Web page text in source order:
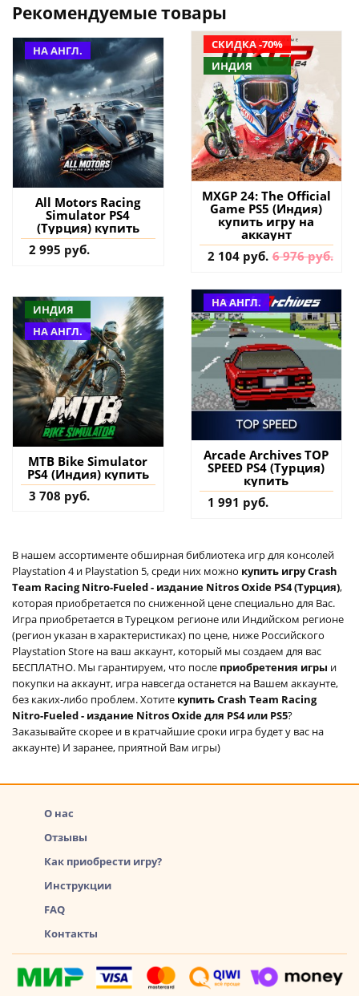
Рекомендуемые товары
НА АНГЛ.
All Motors Racing
Simulator PS4
(Турция) купить
2 995 руб.
СКИДКА -70%
ИНДИЯ
MXGP 24: The Official
Game PS5 (Индия)
купить игру на
аккаунт
2 104 руб. 6 976 руб.
ИНДИЯ
НА АНГЛ.
MTB Bike Simulator
PS4 (Индия) купить
3 708 руб.
НА АНГЛ.
Arcade Archives TOP
SPEED PS4 (Турция)
купить
1 991 руб.
В нашем ассортименте обширная библиотека игр для консолей
Playstation 4 и Playstation 5, среди них можно купить игру Crash
Team Racing Nitro-Fueled - издание Nitros Oxide PS4 (Турция),
которая приобретается по сниженной цене специально для Вас.
Игра приобретается в Турецком регионе или Индийском регионе
(регион указан в характеристиках) по цене, ниже Российского
Playstation Store на ваш аккаунт, который мы создаем для вас
БЕСПЛАТНО. Мы гарантируем, что после приобретения игры и
покупки на аккаунт, игра навсегда останется на Вашем аккаунте,
без каких-либо проблем. Хотите купить Crash Team Racing
Nitro-Fueled - издание Nitros Oxide для PS4 или PS5?
Заказывайте скорее и в кратчайшие сроки игра будет у вас на
аккаунте) И заранее, приятной Вам игры)
О нас
Отзывы
Как приобрести игру?
Инструкции
FAQ
Контакты